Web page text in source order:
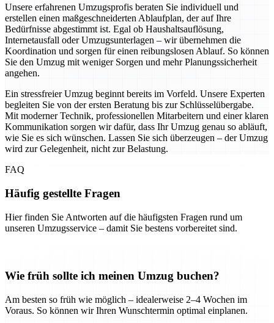
Unsere erfahrenen Umzugsprofis beraten Sie individuell und
erstellen einen maßgeschneiderten Ablaufplan, der auf Ihre
Bedürfnisse abgestimmt ist. Egal ob Haushaltsauflösung,
Internetausfall oder Umzugsunterlagen – wir übernehmen die
Koordination und sorgen für einen reibungslosen Ablauf. So können
Sie den Umzug mit weniger Sorgen und mehr Planungssicherheit
angehen.
Ein stressfreier Umzug beginnt bereits im Vorfeld. Unsere Experten
begleiten Sie von der ersten Beratung bis zur Schlüsselübergabe.
Mit moderner Technik, professionellen Mitarbeitern und einer klaren
Kommunikation sorgen wir dafür, dass Ihr Umzug genau so abläuft,
wie Sie es sich wünschen. Lassen Sie sich überzeugen – der Umzug
wird zur Gelegenheit, nicht zur Belastung.
FAQ
Häufig gestellte Fragen
Hier finden Sie Antworten auf die häufigsten Fragen rund um
unseren Umzugsservice – damit Sie bestens vorbereitet sind.
Wie früh sollte ich meinen Umzug buchen?
Am besten so früh wie möglich – idealerweise 2–4 Wochen im
Voraus. So können wir Ihren Wunschtermin optimal einplanen.